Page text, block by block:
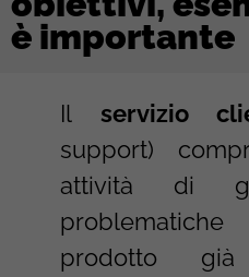
è importante
Il servizio
support)
attività di
prodotto